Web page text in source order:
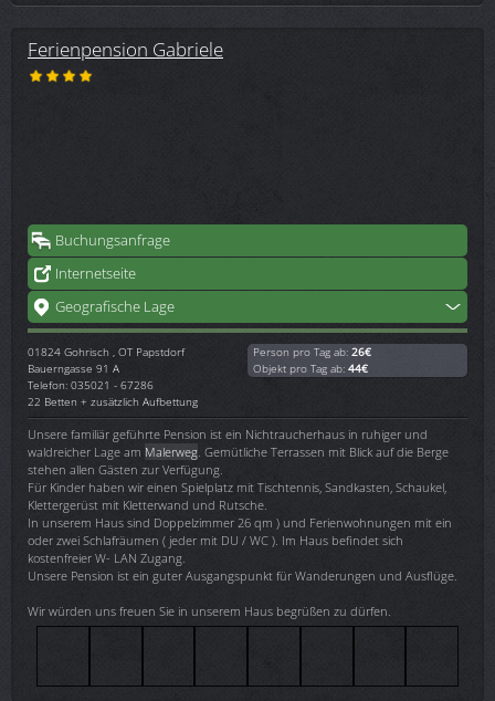
Ferienpension Gabriele
Buchungsanfrage
Internetseite
Geografische Lage
01824 Gohrisch , OT Papstdorf
Bauerngasse 91 A
Telefon: 035021 - 67286
22 Betten + zusätzlich Aufbettung
Person pro Tag ab: 26€
Objekt pro Tag ab: 44€
Unsere familiär geführte Pension ist ein Nichtraucherhaus in ruhiger und
waldreicher Lage am Malerweg . Gemütliche Terrassen mit Blick auf die Berge
stehen allen Gästen zur Verfügung.
Für Kinder haben wir einen Spielplatz mit Tischtennis, Sandkasten, Schaukel,
Klettergerüst mit Kletterwand und Rutsche.
In unserem Haus sind Doppelzimmer 26 qm ) und Ferienwohnungen mit ein
oder zwei Schlafräumen ( jeder mit DU / WC ). Im Haus befindet sich
kostenfreier W- LAN Zugang.
Unsere Pension ist ein guter Ausgangspunkt für Wanderungen und Ausflüge.
Wir würden uns freuen Sie in unserem Haus begrüßen zu dürfen.